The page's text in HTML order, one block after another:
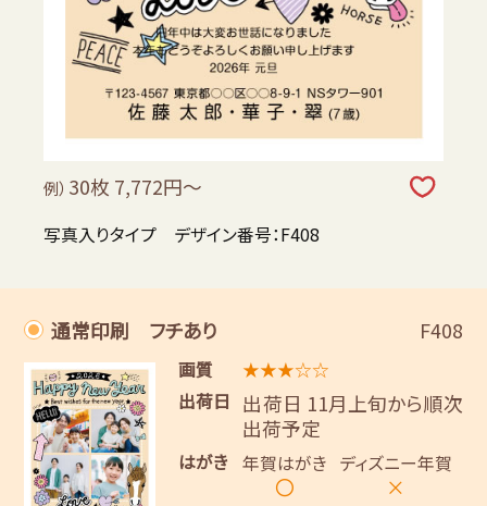
例） 30枚 7,772円～
写真入りタイプ デザイン番号：F408
通常印刷 フチあり F408
画質
★★★☆☆
出荷日
出荷日 11月上旬から順次
出荷予定
はがき 年賀はがき
〇
ディズニー年賀
×